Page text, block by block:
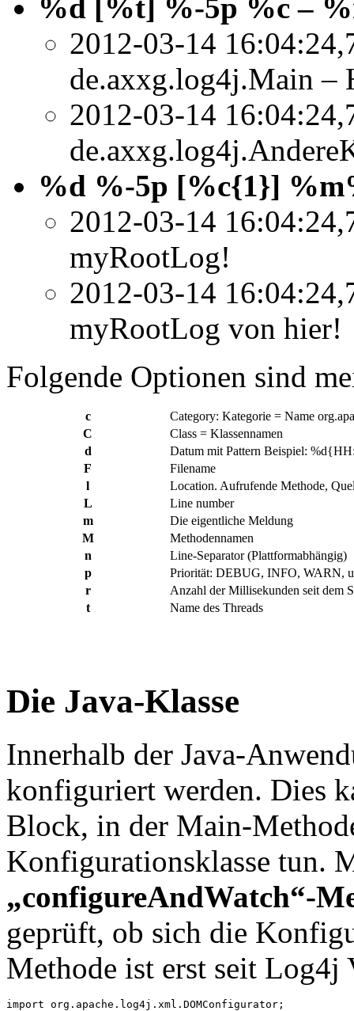
%d [%t] %-5p %c –
2012-03-14
de.axxg.log4j.Main –
2012-03-14
%d %-5p [%c{1}]
2012-03-14
myRootLog!
2012-03-14
myRootLog von hier!
Folgende Optionen sind
c
Category: Kategorie = Name
C
Class = Klassennamen
d
Datum mit Pattern Beispiel:
F
Filename
l
Location. Aufrufende Methode,
L
Line number
m
Die eigentliche Meldung
M
Methodennamen
n
Line-Separator (Plattformabhängig)
p
Priorität: DEBUG, INFO, WARN,
r
Anzahl der Millisekunden seit dem
t
Name des Threads
Die Java-Klasse
Innerhalb der Java-
konfiguriert werden. Dies
Block, in der Main-
Konfigurationsklasse tun.
„configureAndWatch“-
geprüft, ob sich die
Methode ist erst seit Log4j
import org.apache.log4j.xml.DOMConfigurator;